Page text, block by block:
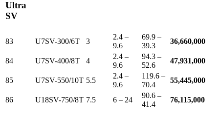
Ultra
SV
83 U7SV-300/6T 3
2.4 –
9.6
69.9 –
39.3
36,660,000
84 U7SV-400/8T 4
2.4 –
9.6
94.3 –
52.6
47,931,000
85 U7SV-550/10T 5.5
2.4 –
9.6
119.6 –
70.4
55,445,000
86 U18SV-750/8T 7.5 6 – 24
90.6 –
41.4
76,115,000